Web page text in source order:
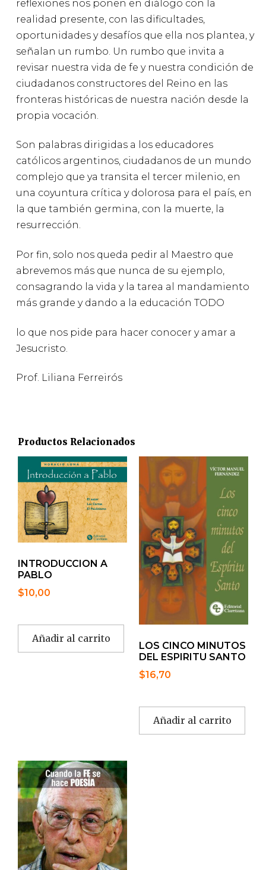
reflexiones nos ponen en diálogo con la
realidad presente, con las dificultades,
oportunidades y desafíos que ella nos plantea, y
señalan un rumbo. Un rumbo que invita a
revisar nuestra vida de fe y nuestra condición de
ciudadanos constructores del Reino en las
fronteras históricas de nuestra nación desde la
propia vocación.
Son palabras dirigidas a los educadores
católicos argentinos, ciudadanos de un mundo
complejo que ya transita el tercer milenio, en
una coyuntura crítica y dolorosa para el país, en
la que también germina, con la muerte, la
resurrección.
Por fin, solo nos queda pedir al Maestro que
abrevemos más que nunca de su ejemplo,
consagrando la vida y la tarea al mandamiento
más grande y dando a la educación TODO
lo que nos pide para hacer conocer y amar a
Jesucristo.
Prof. Liliana Ferreirós
Productos Relacionados
INTRODUCCION A
PABLO
$10,00
Añadir al carrito
LOS CINCO MINUTOS
DEL ESPIRITU SANTO
$16,70
Añadir al carrito